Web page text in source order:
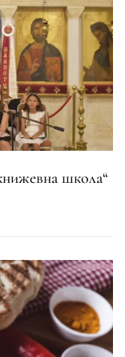
школа“